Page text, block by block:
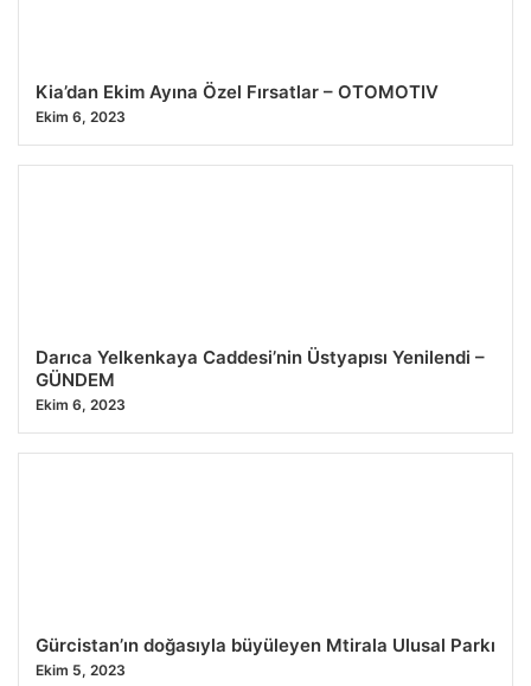
Kia’dan Ekim Ayına Özel Fırsatlar – OTOMOTIV
Ekim 6, 2023
Darıca Yelkenkaya Caddesi’nin Üstyapısı Yenilendi –
GÜNDEM
Ekim 6, 2023
Gürcistan’ın doğasıyla büyüleyen Mtirala Ulusal Parkı
Ekim 5, 2023